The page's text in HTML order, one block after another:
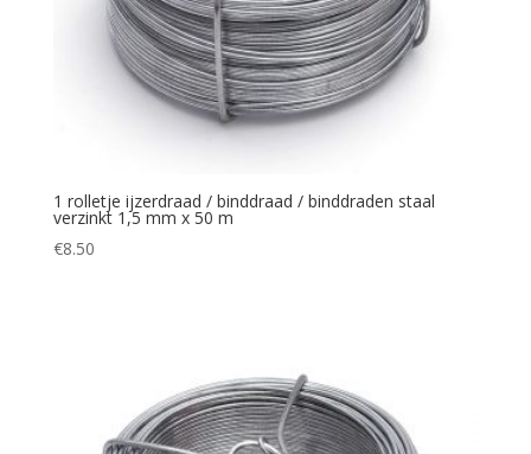
1 rolletje ijzerdraad / binddraad / binddraden staal
verzinkt 1,5 mm x 50 m
€8.50